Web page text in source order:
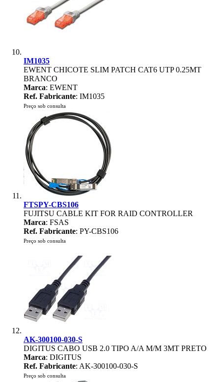
IM1035
EWENT CHICOTE SLIM PATCH CAT6 UTP 0.25MT
BRANCO
Marca: EWENT
Ref. Fabricante: IM1035
Preço sob consulta
FTSPY-CBS106
FUJITSU CABLE KIT FOR RAID CONTROLLER
Marca: FSAS
Ref. Fabricante: PY-CBS106
Preço sob consulta
AK-300100-030-S
DIGITUS CABO USB 2.0 TIPO A/A M/M 3MT PRETO
Marca: DIGITUS
Ref. Fabricante: AK-300100-030-S
Preço sob consulta